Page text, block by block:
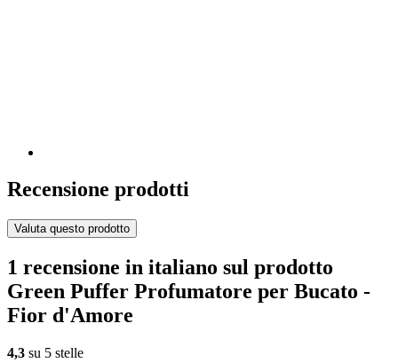
Recensione prodotti
Valuta questo prodotto
1 recensione in italiano sul prodotto
Green Puffer Profumatore per Bucato -
Fior d'Amore
4,3 su 5 stelle